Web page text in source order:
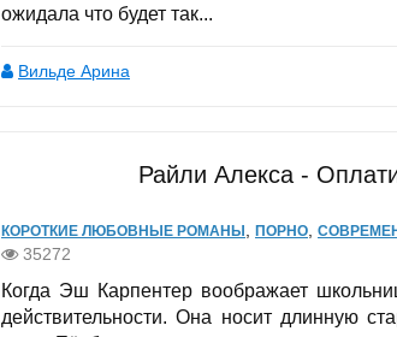
ожидала что будет так...
Вильде Арина
Райли Алекса -
КОРОТКИЕ ЛЮБОВНЫЕ РОМАНЫ ПОРНО
35272
Когда Эш Карпентер воображает
действительности. Она носит длинную